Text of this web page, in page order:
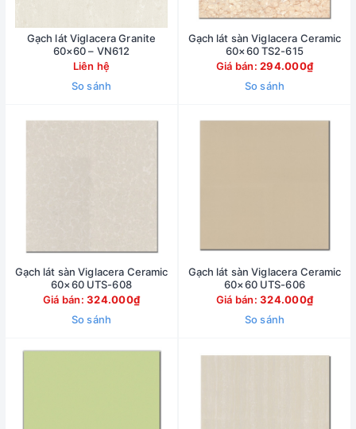
Gạch lát Viglacera Granite
60×60 – VN612
Liên hệ
So sánh
Gạch lát sàn Viglacera Ceramic
60×60 TS2-615
Giá bán:294.000₫
So sánh
Gạch lát sàn Viglacera Ceramic
60×60 UTS-608
Giá bán:324.000₫
So sánh
Gạch lát sàn Viglacera Ceramic
60×60 UTS-606
Giá bán:324.000₫
So sánh